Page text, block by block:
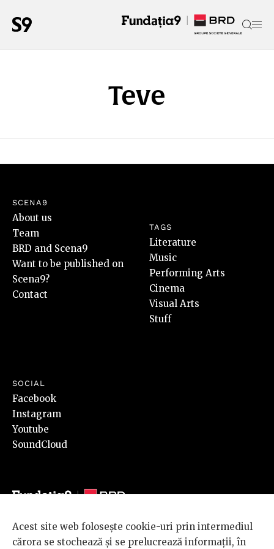
Teve
SCENA9
About us
Team
BRD and Scena9
Want to be published on
Scena9?
Contact
TAGS
Literature
Music
Performing Arts
Cinema
Visual Arts
Stuff
SOCIAL
Facebook
Instagram
Youtube
SoundCloud
© 2026 BRD Groupe Société Générale, toate drepturile rezervate.
Acest site web folosește cookie-uri prin intermediul
cărora se stochează și se prelucrează informații, în